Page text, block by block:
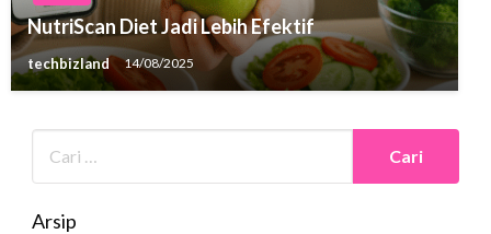
NutriScan Diet Jadi Lebih Efektif
techbizland 14/08/2025
Arsip